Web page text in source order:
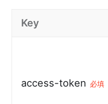
Key
access-token 必填